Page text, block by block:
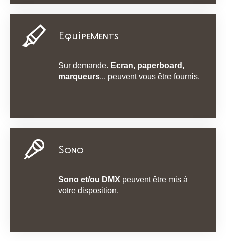
Equipements
Sur demande. Ecran, paperboard,
marqueurs... peuvent vous être fournis.
Sono
Sono et/ou DMX peuvent être mis à
votre disposition.